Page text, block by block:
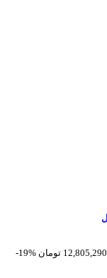
-19%
12,805,290 تومان